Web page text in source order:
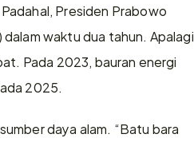
Presiden Prabowo
waktu dua tahun. Apalagi
Pada 2023, bauran energi
2025.
daya alam. “Batu bara